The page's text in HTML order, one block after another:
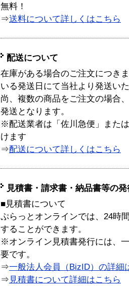
無料！
⇒送料について詳しくはこちら
配送について
在庫がある場合のご注文につき
いる発送日にて当社より発送い
尚、複数の商品をご注文の場合
発送となります。
※配送業者は「佐川急便」また
けます
⇒配送について詳しくはこちら
見積書・請求書・納品書等の
■見積書について
ぷらっとオンラインでは、24時
することができます。
※オンライン見積書発行には、
要です。
⇒一般法人会員（BizID）の詳細
⇒ 見積書について詳細はこちら